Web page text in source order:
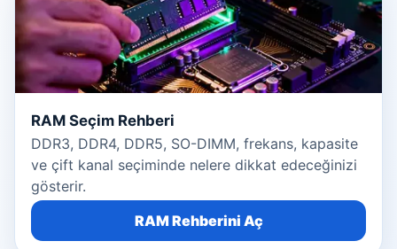
RAM Seçim Rehberi
DDR3, DDR4, DDR5, SO-DIMM, frekans, kapasite
ve çift kanal seçiminde nelere dikkat edeceğinizi
gösterir.
RAM Rehberini Aç